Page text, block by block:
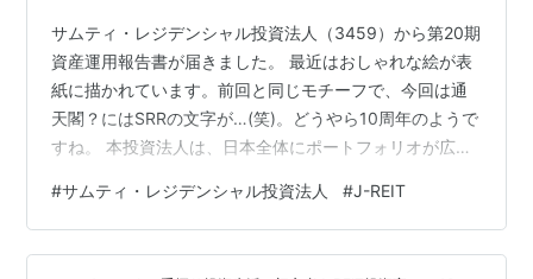
サムティ・レジデンシャル投資法人（3459）から第20期
資産運用報告書が届きました。 最近はおしゃれな絵が表
紙に描かれています。前回と同じモチーフで、今回は通
天閣？にはSRRの文字が…(笑)。どうやら10周年のようで
すね。 本投資法人は、日本全体にポートフォリオが広が
なり、『Japan-Wide Portfolio』の意味するところでも
あります。 名前の通りレジデンスが80％以上を占め、住
居もシングル・コンパクトタイプの物件を重視する方針
#サムティ・レジデンシャル投資法人 #J-REIT